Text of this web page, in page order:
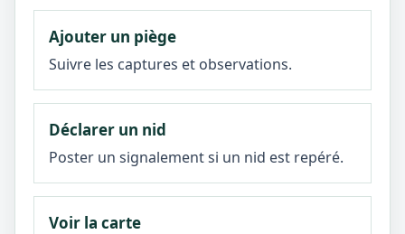
Ajouter un piège
Suivre les captures et observations.
Déclarer un nid
Poster un signalement si un nid est repéré.
Voir la carte